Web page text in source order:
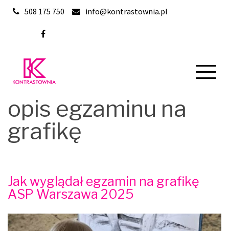
Skip
508 175 750 info@kontrastownia.pl
opis egzaminu na
grafikę
Jak wyglądał egzamin na grafikę
ASP Warszawa 2025